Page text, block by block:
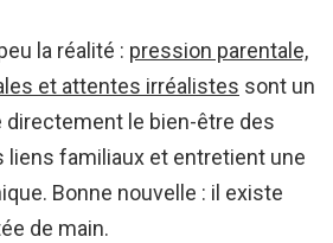
la réalité : pression parentale,
et attentes irréalistes sont un
le bien-être des
liens familiaux et entretient une
Bonne nouvelle : il existe
de main.